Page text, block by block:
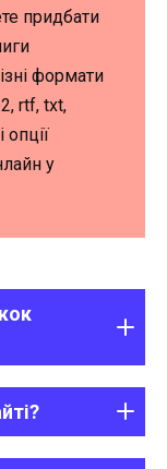
придбати
формати
rtf, txt,
у